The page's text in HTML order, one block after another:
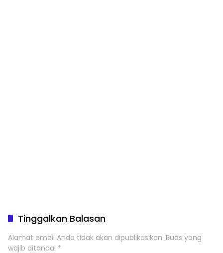
Tinggalkan Balasan
Alamat email Anda tidak akan dipublikasikan. Ruas yang
wajib ditandai *